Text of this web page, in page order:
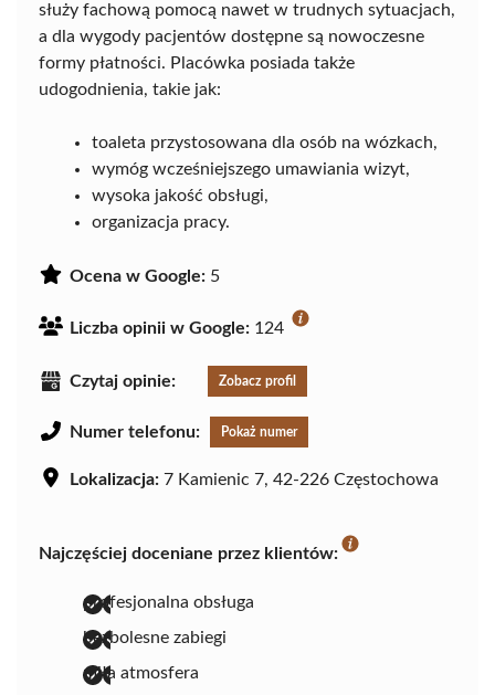
służy fachową pomocą nawet w trudnych sytuacjach,
a dla wygody pacjentów dostępne są nowoczesne
formy płatności. Placówka posiada także
udogodnienia, takie jak:
toaleta przystosowana dla osób na wózkach,
wymóg wcześniejszego umawiania wizyt,
wysoka jakość obsługi,
organizacja pracy.
Ocena w Google: 5
Liczba opinii w Google: 124
Czytaj opinie: Zobacz profil
Numer telefonu: Pokaż numer
Lokalizacja: 7 Kamienic 7, 42-226 Częstochowa
Najczęściej doceniane przez klientów:
profesjonalna obsługa
bezbolesne zabiegi
miła atmosfera